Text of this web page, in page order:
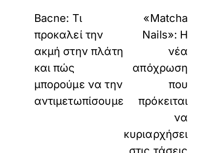
Bacne: Τι
προκαλεί την
ακμή στην πλάτη
και πώς
μπορούμε να την
αντιμετωπίσουμε
«Matcha
Nails»: Η
νέα
απόχρωση
που
πρόκειται
να
κυριαρχήσει